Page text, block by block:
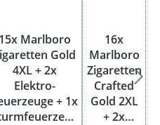
15x Marlboro
Gold
4XL + 2x
Elektro-
+ 1x
16x
Marlboro
Zigaretten
Crafted
Gold 2XL
+ 2x